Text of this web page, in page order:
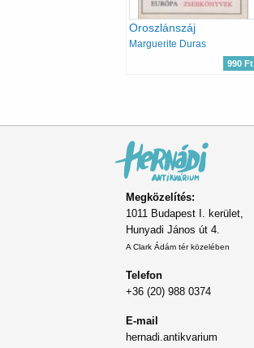
Oroszlánszáj
Marguerite Duras
990 Ft
Megközelítés:
1011 Budapest I. kerület,
Hunyadi János út 4.
A Clark Ádám tér közelében
Telefon
+36 (20) 988 0374
E-mail
hernadi.antikvarium